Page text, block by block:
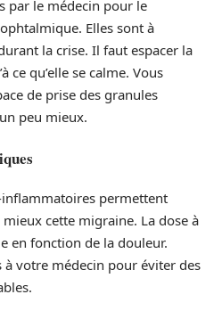
par le médecin pour le
Elles sont à
la crise. Il faut espacer la
ce qu’elle se calme. Vous
de prise des granules
peu mieux.
permettent
cette migraine. La dose à
en fonction de la douleur.
à votre médecin pour éviter des